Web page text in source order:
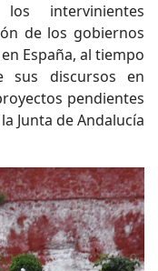
intervinientes
de los gobiernos
España, al tiempo
sus discursos en
pendientes
Junta de Andalucía